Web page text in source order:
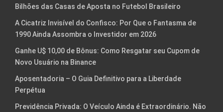
Bilhões das Casas de Aposta no Futebol Brasileiro
A Cicatriz Invisível do Confisco: Por Que o Fantasma de
1990 Ainda Assombra o Investidor em 2026
Ganhe U$ 10,00 de Bônus: Como Resgatar seu Cupom de
Novo Usuário na Binance
Aposentadoria – O Guia Definitivo para a Liberdade
Perpétua
Previdência Privada: O Veículo Ainda é Extraordinário. Não